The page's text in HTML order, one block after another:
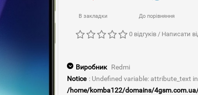
В закладки До порівняння
0 відгуків / Написати
Виробник Redmi
Notice : Undefined variable: attribute_text in
/home/komba122/domains/